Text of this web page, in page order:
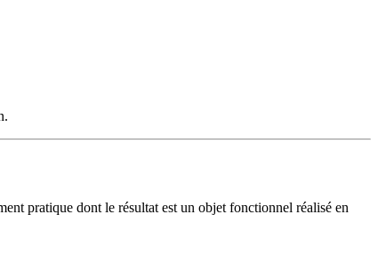
pratique dont le résultat est un objet fonctionnel réalisé en